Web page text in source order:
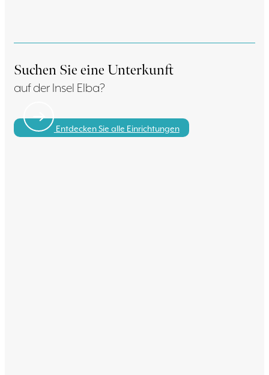
Suchen Sie eine Unterkunft
auf der Insel Elba?
Entdecken Sie alle Einrichtungen